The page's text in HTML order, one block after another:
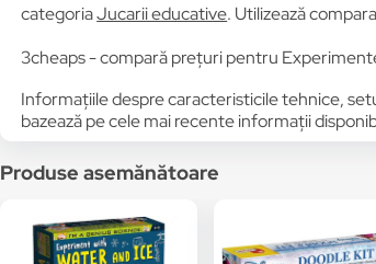
categoriaJucarii educative. Utilizează
3cheaps - compară prețuri pentru
Informațiile despre caracteristicile tehnice,
bazează pe cele mai recente informații
Produse asemănătoare